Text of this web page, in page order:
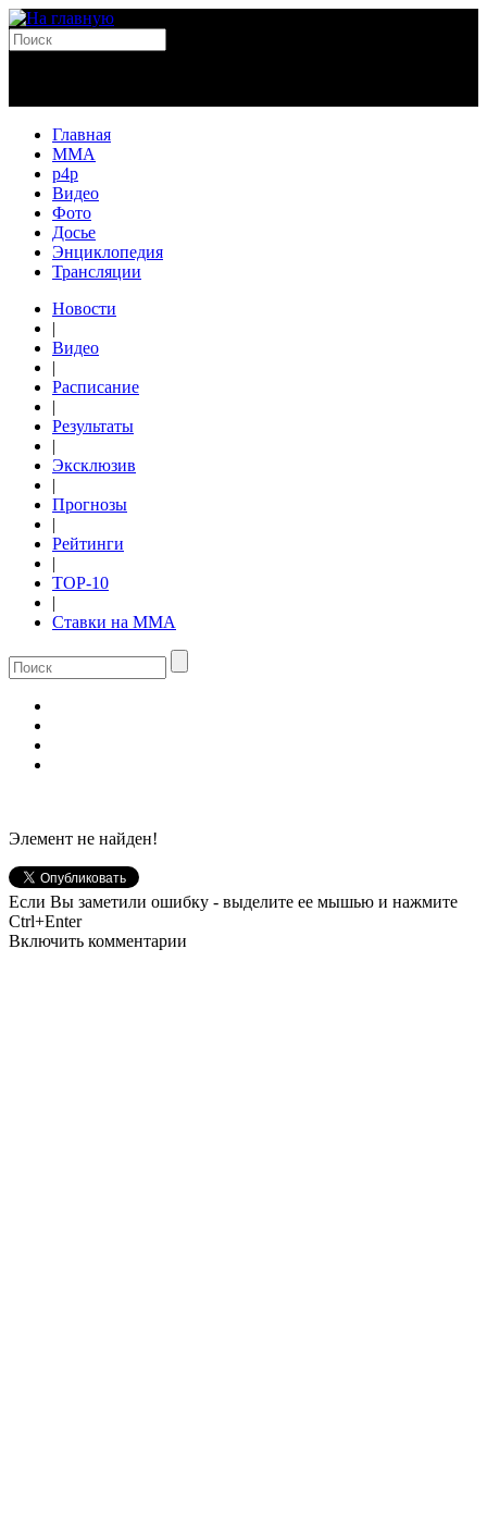
Главная
MMA
p4p
Видео
Фото
Досье
Энциклопедия
Трансляции
Новости
|
Видео
|
Расписание
|
Результаты
|
Эксклюзив
|
Прогнозы
|
Рейтинги
|
TOP-10
|
Ставки на ММА
Элемент не найден!
Если Вы заметили ошибку - выделите ее мышью и нажмите
Ctrl+Enter
Включить комментарии